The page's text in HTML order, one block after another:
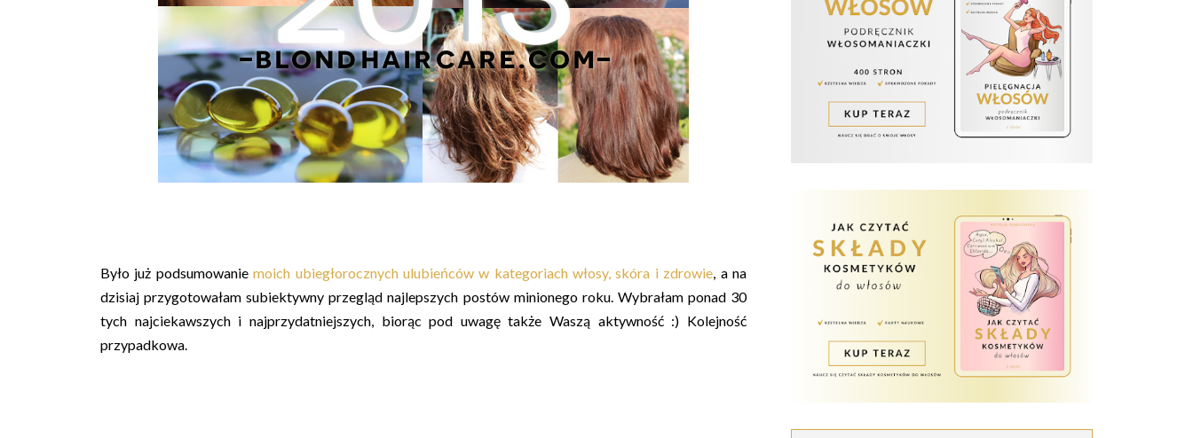
Było już podsumowaniemoich ubiegłorocznych ulubieńców w kategoriach włosy, skóra i zdrowie, a na
dzisiaj przygotowałam subiektywny przegląd najlepszych postów minionego roku. Wybrałam ponad 30
tych najciekawszych i najprzydatniejszych, biorąc pod uwagę także Waszą aktywność :) Kolejność
przypadkowa.